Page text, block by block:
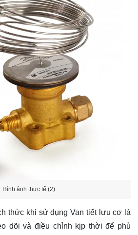
Hình ảnh thực tế (2)
thức khi sử dụng Van tiết lưu cơ là
dõi và điều chỉnh kịp thời để phù